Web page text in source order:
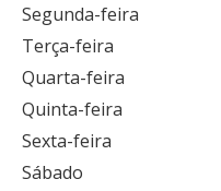
Segunda-feira
Terça-feira
Quarta-feira
Quinta-feira
Sexta-feira
Sábado